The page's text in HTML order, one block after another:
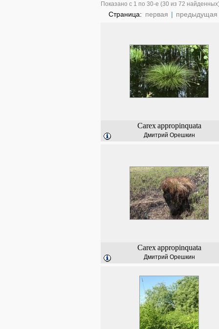
Показано с 1 по 30-е (30 из 72
Страница: первая | предыдущая
Carex appropinquata
Дмитрий Орешкин
Carex appropinquata
Дмитрий Орешкин